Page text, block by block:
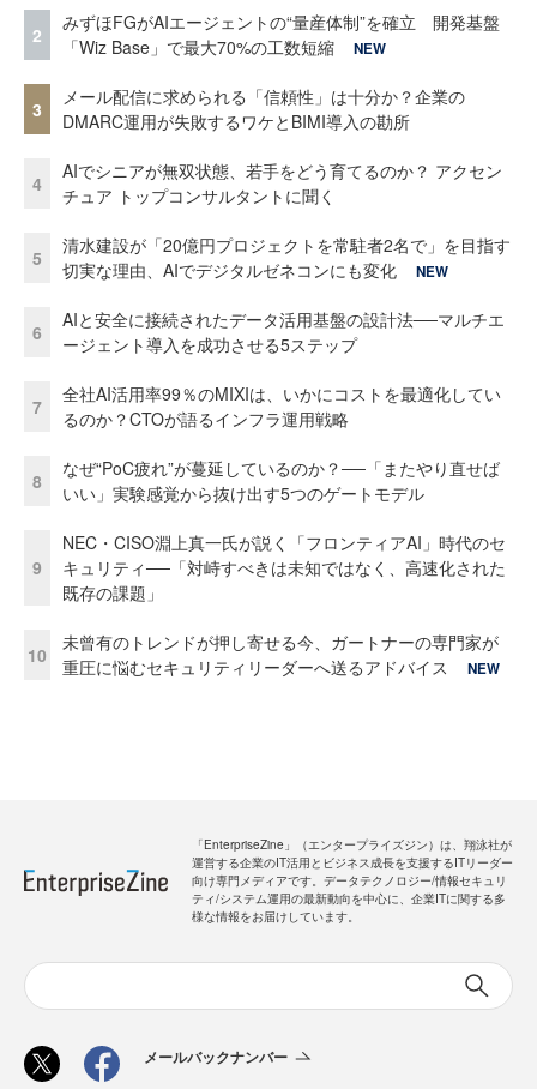
2
みずほFGがAIエージェントの“量産体制”を確立 開発基盤
「Wiz Base」で最大70%の工数短縮
NEW
3
メール配信に求められる「信頼性」は十分か？企業の
DMARC運用が失敗するワケとBIMI導入の勘所
4
AIでシニアが無双状態、若手をどう育てるのか？ アクセン
チュア トップコンサルタントに聞く
5
清水建設が「20億円プロジェクトを常駐者2名で」を目指す
切実な理由、AIでデジタルゼネコンにも変化
NEW
6
AIと安全に接続されたデータ活用基盤の設計法──マルチエ
ージェント導入を成功させる5ステップ
7
全社AI活用率99％のMIXIは、いかにコストを最適化してい
るのか？CTOが語るインフラ運用戦略
8
なぜ“PoC疲れ”が蔓延しているのか？──「またやり直せば
いい」実験感覚から抜け出す5つのゲートモデル
9
NEC・CISO淵上真一氏が説く「フロンティアAI」時代のセ
キュリティ──「対峙すべきは未知ではなく、高速化された
既存の課題」
10
未曾有のトレンドが押し寄せる今、ガートナーの専門家が
重圧に悩むセキュリティリーダーへ送るアドバイス
NEW
「EnterpriseZine」（エンタープライズジン）は、翔泳社が
運営する企業のIT活用とビジネス成長を支援するITリーダー
向け専門メディアです。データテクノロジー/情報セキュリ
ティ/システム運用の最新動向を中心に、企業ITに関する多
様な情報をお届けしています。
メールバックナンバー